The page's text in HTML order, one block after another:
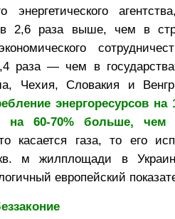
энергетического
2,6 раза выше, чем в
раза — чем в
Чехия, Словакия и
энергоресурсов
на 60-70% больше,
касается газа, то его
м жилплощади в
европейский